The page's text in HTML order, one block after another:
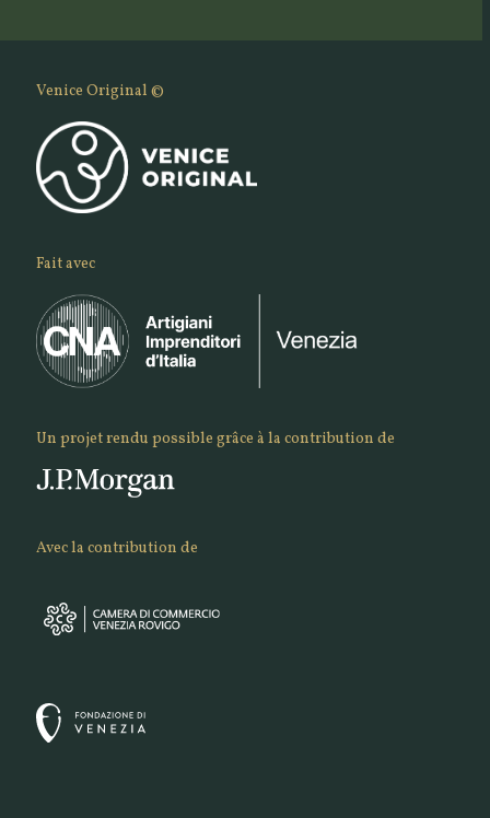
Venice Original ©
Fait avec
Un projet rendu possible grâce à la contribution de
Avec la contribution de